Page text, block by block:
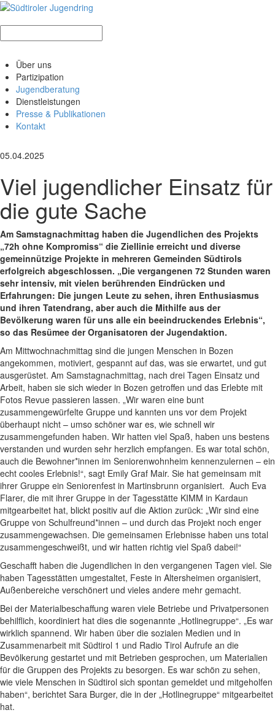
Über uns
Partizipation
Jugendberatung
Dienstleistungen
Presse & Publikationen
Kontakt
05.04.2025
Viel jugendlicher Einsatz für
die gute Sache
Am Samstagnachmittag haben die Jugendlichen des Projekts
„72h ohne Kompromiss“ die Ziellinie erreicht und diverse
gemeinnützige Projekte in mehreren Gemeinden Südtirols
erfolgreich abgeschlossen. „Die vergangenen 72 Stunden waren
sehr intensiv, mit vielen berührenden Eindrücken und
Erfahrungen: Die jungen Leute zu sehen, ihren Enthusiasmus
und ihren Tatendrang, aber auch die Mithilfe aus der
Bevölkerung waren für uns alle ein beeindruckendes Erlebnis“,
so das Resümee der Organisatoren der Jugendaktion.
Am Mittwochnachmittag sind die jungen Menschen in Bozen
angekommen, motiviert, gespannt auf das, was sie erwartet, und gut
ausgerüstet. Am Samstagnachmittag, nach drei Tagen Einsatz und
Arbeit, haben sie sich wieder in Bozen getroffen und das Erlebte mit
Fotos Revue passieren lassen. „Wir waren eine bunt
zusammengewürfelte Gruppe und kannten uns vor dem Projekt
überhaupt nicht – umso schöner war es, wie schnell wir
zusammengefunden haben. Wir hatten viel Spaß, haben uns bestens
verstanden und wurden sehr herzlich empfangen. Es war total schön,
auch die Bewohner*innen im Seniorenwohnheim kennenzulernen – ein
echt cooles Erlebnis!“, sagt Emily Graf Mair. Sie hat gemeinsam mit
ihrer Gruppe ein Seniorenfest in Martinsbrunn organisiert. Auch Eva
Flarer, die mit ihrer Gruppe in der Tagesstätte KIMM in Kardaun
mitgearbeitet hat, blickt positiv auf die Aktion zurück: „Wir sind eine
Gruppe von Schulfreund*innen – und durch das Projekt noch enger
zusammengewachsen. Die gemeinsamen Erlebnisse haben uns total
zusammengeschweißt, und wir hatten richtig viel Spaß dabei!“
Geschafft haben die Jugendlichen in den vergangenen Tagen viel. Sie
haben Tagesstätten umgestaltet, Feste in Altersheimen organisiert,
Außenbereiche verschönert und vieles andere mehr gemacht.
Bei der Materialbeschaffung waren viele Betriebe und Privatpersonen
behilflich, koordiniert hat dies die sogenannte „Hotlinegruppe“. „Es war
wirklich spannend. Wir haben über die sozialen Medien und in
Zusammenarbeit mit Südtirol 1 und Radio Tirol Aufrufe an die
Bevölkerung gestartet und mit Betrieben gesprochen, um Materialien
für die Gruppen des Projekts zu besorgen. Es war schön zu sehen,
wie viele Menschen in Südtirol sich spontan gemeldet und mitgeholfen
haben“, berichtet Sara Burger, die in der „Hotlinegruppe“ mitgearbeitet
hat.